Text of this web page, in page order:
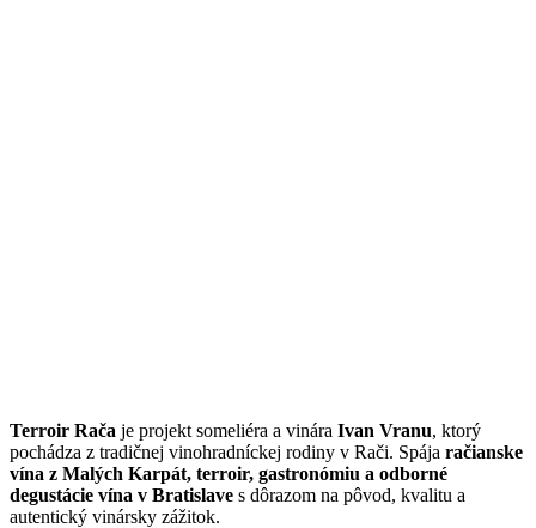
Terroir Rača je projekt someliéra a vinára Ivan Vranu, ktorý
pochádza z tradičnej vinohradníckej rodiny v Rači. Spája račianske
vína z Malých Karpát, terroir, gastronómiu a odborné
degustácie vína v Bratislave s dôrazom na pôvod, kvalitu a
autentický vinársky zážitok.